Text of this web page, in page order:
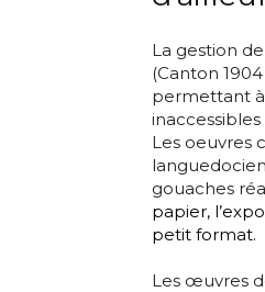
La gestion
(Canton
permettant
Les oeuvres
gouaches
papier,
petit format.
Les œuvres